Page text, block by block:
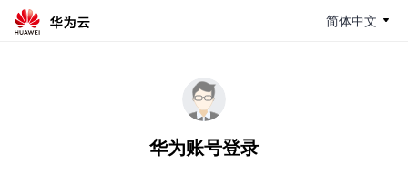
简体中文
华为账号登录